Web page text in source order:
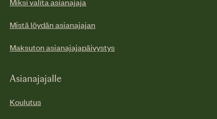
Mistä löydän asianajajan
Maksuton asianajajapäivystys
Asianajajalle
Koulutus